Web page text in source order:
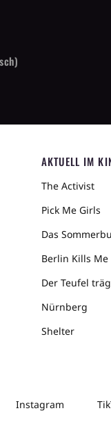
AKTUELL IM
The Activist
Pick Me Girls
Das
Berlin Kills Me
Der Teufel
Nürnberg
Shelter
Instagram